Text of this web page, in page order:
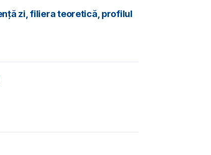
zi, filiera teoretică, profilul